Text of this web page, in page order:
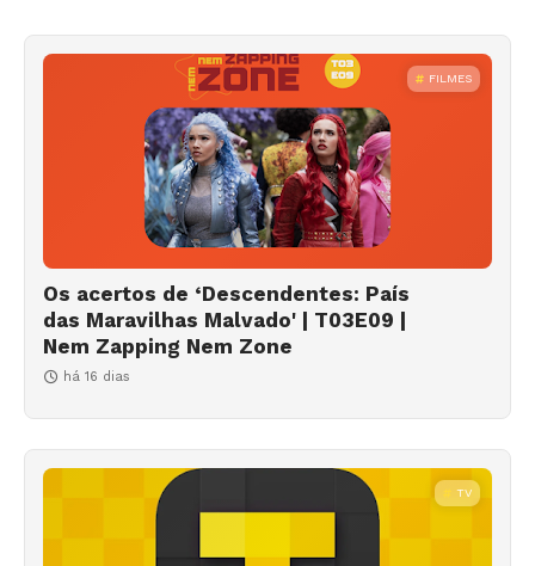
FILMES
Os acertos de ‘Descendentes: País
das Maravilhas Malvado' | T03E09 |
Nem Zapping Nem Zone
há 16 dias
TV